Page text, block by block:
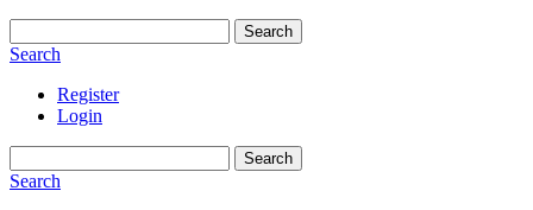
Search
Search
Register
Login
Search
Search